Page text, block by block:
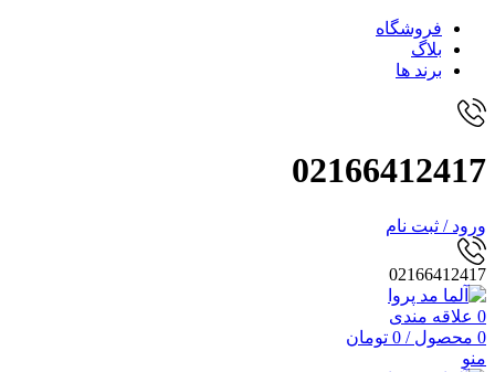
فروشگاه
بلاگ
برند ها
02166412417
ورود / ثبت نام
02166412417
0 علاقه مندی
0 محصول /
0 تومان
منو